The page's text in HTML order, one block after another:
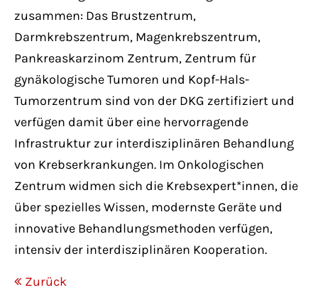
zusammen: Das Brustzentrum,
Darmkrebszentrum, Magenkrebszentrum,
Pankreaskarzinom Zentrum, Zentrum für
gynäkologische Tumoren und Kopf-Hals-
Tumorzentrum sind von der DKG zertifiziert und
verfügen damit über eine hervorragende
Infrastruktur zur interdisziplinären Behandlung
von Krebserkrankungen. Im Onkologischen
Zentrum widmen sich die Krebsexpert*innen, die
über spezielles Wissen, modernste Geräte und
innovative Behandlungsmethoden verfügen,
intensiv der interdisziplinären Kooperation.
Zurück